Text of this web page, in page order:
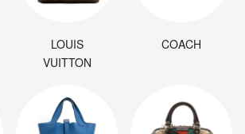
LOUIS
VUITTON
COACH